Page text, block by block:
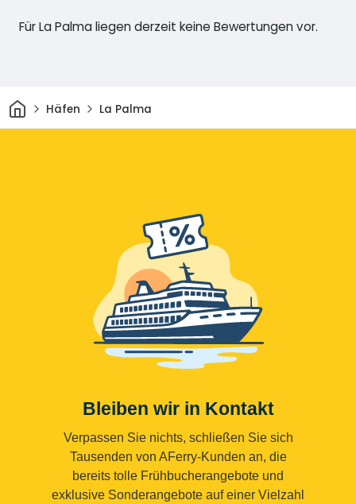
Für La Palma liegen derzeit keine Bewertungen vor.
HeimHäfen La Palma
Bleiben wir in Kontakt
Verpassen Sie nichts, schließen Sie sich
Tausenden von AFerry-Kunden an, die
bereits tolle Frühbucherangebote und
exklusive Sonderangebote auf einer Vielzahl